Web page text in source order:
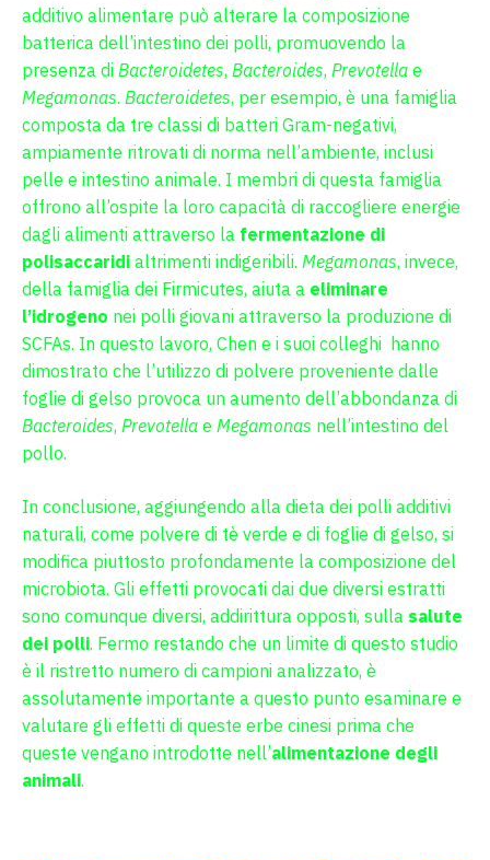
additivo alimentare può alterare la composizione
batterica dell’intestino dei polli, promuovendo la
presenza di Bacteroidetes, Bacteroides, Prevotella e
Megamonas. Bacteroidetes, per esempio, è una famiglia
composta da tre classi di batteri Gram-negativi,
ampiamente ritrovati di norma nell’ambiente, inclusi
pelle e intestino animale. I membri di questa famiglia
offrono all’ospite la loro capacità di raccogliere energie
dagli alimenti attraverso la fermentazione di
polisaccaridi altrimenti indigeribili. Megamonas, invece,
della famiglia dei Firmicutes, aiuta a eliminare
l’idrogeno nei polli giovani attraverso la produzione di
SCFAs. In questo lavoro, Chen e i suoi colleghi hanno
dimostrato che l’utilizzo di polvere proveniente dalle
foglie di gelso provoca un aumento dell’abbondanza di
Bacteroides, Prevotella e Megamonas nell’intestino del
pollo.
In conclusione, aggiungendo alla dieta dei polli additivi
naturali, come polvere di tè verde e di foglie di gelso, si
modifica piuttosto profondamente la composizione del
microbiota. Gli effetti provocati dai due diversi estratti
sono comunque diversi, addirittura opposti, sulla salute
dei polli. Fermo restando che un limite di questo studio
è il ristretto numero di campioni analizzato, è
assolutamente importante a questo punto esaminare e
valutare gli effetti di queste erbe cinesi prima che
queste vengano introdotte nell’alimentazione degli
animali.